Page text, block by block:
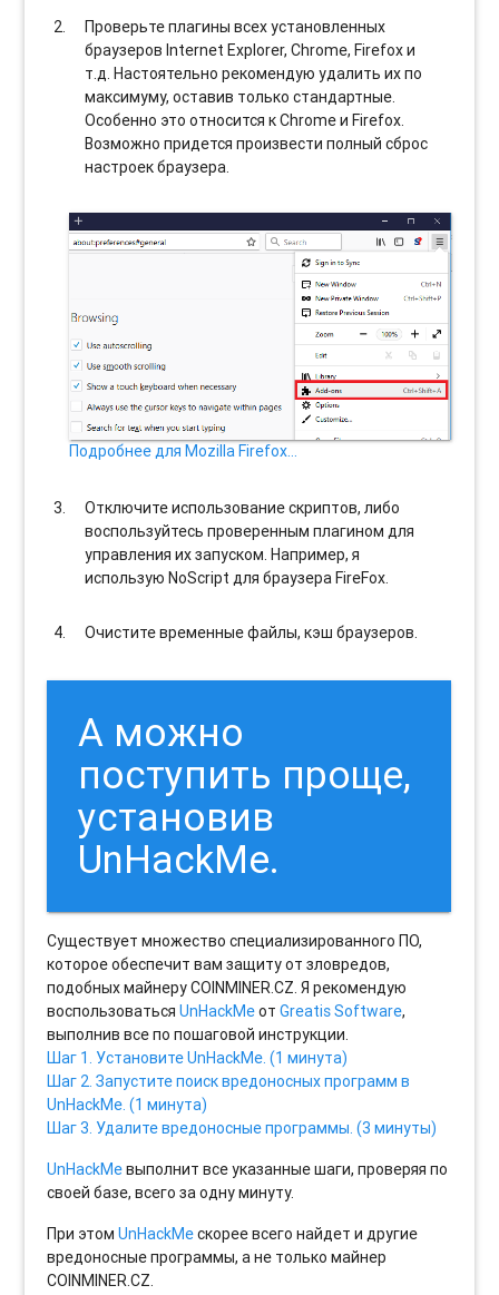
Проверьте плагины всех установленных
браузеров Internet Explorer, Chrome, Firefox и
т.д. Настоятельно рекомендую удалить их по
максимуму, оставив только стандартные.
Особенно это относится к Chrome и Firefox.
Возможно придется произвести полный сброс
настроек браузера.
Подробнее для Mozilla Firefox…
Отключите использование скриптов, либо
воспользуйтесь проверенным плагином для
управления их запуском. Например, я
использую NoScript для браузера FireFox.
Очистите временные файлы, кэш браузеров.
А можно
поступить проще,
установив
UnHackMe.
Cуществует множество специализированного ПО,
которое обеспечит вам защиту от зловредов,
подобных майнеру COINMINER.CZ. Я рекомендую
воспользоватьсяUnHackMeотGreatis Software,
выполнив все по пошаговой инструкции.
Шаг 1. Установите UnHackMe. (1 минута)
Шаг 2. Запустите поиск вредоносных программ в
UnHackMe. (1 минута)
Шаг 3. Удалите вредоносные программы. (3 минуты)
UnHackMeвыполнит все указанные шаги, проверяя по
своей базе, всего за одну минуту.
При этомUnHackMeскорее всего найдет и другие
вредоносные программы, а не только майнер
COINMINER.CZ.